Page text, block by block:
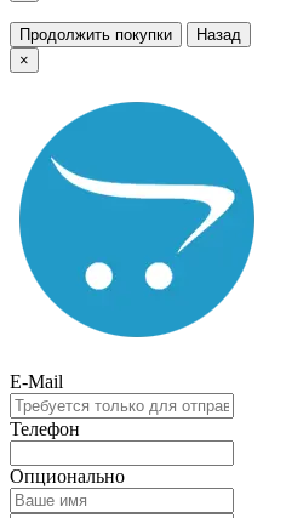
Продолжить покупки
Назад
×
E-Mail
Телефон
Опционально